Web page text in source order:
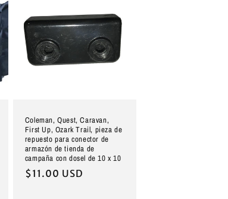
Coleman, Quest, Caravan,
First Up, Ozark Trail, pieza de
repuesto para conector de
armazón de tienda de
campaña con dosel de 10 x 10
Precio
$11.00 USD